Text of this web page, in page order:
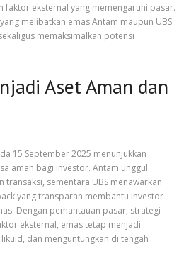
faktor eksternal yang memengaruhi pasar.
melibatkan emas Antam maupun UBS
memaksimalkan potensi
Aset Aman dan
15 September 2025 menunjukkan
aman bagi investor. Antam unggul
sementara UBS menawarkan
yang transparan membantu investor
Dengan pemantauan pasar, strategi
eksternal, emas tetap menjadi
dan menguntungkan di tengah